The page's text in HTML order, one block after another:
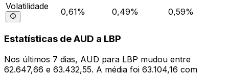
Volatilidade
0,61% 0,49% 0,59%
Estatísticas de AUD a LBP
Nos últimos 7 dias, AUD para LBP mudou entre
62.647,66 e 63.432,55. A média foi 63.104,16 com